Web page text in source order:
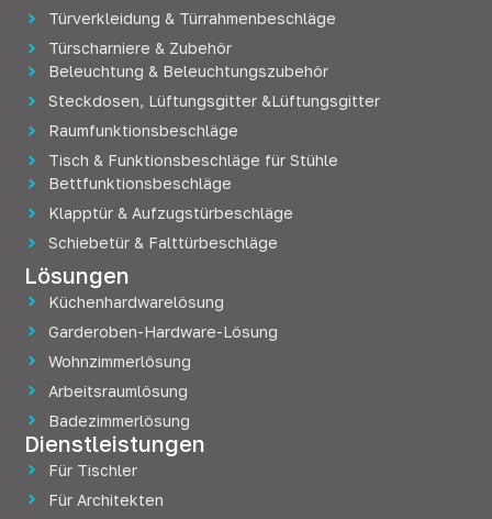
Türverkleidung & Türrahmenbeschläge
Türscharniere & Zubehör
Beleuchtung & Beleuchtungszubehör
Steckdosen, Lüftungsgitter &Lüftungsgitter
Raumfunktionsbeschläge
Tisch & Funktionsbeschläge für Stühle
Bettfunktionsbeschläge
Klapptür & Aufzugstürbeschläge
Schiebetür & Falttürbeschläge
Lösungen
Küchenhardwarelösung
Garderoben-Hardware-Lösung
Wohnzimmerlösung
Arbeitsraumlösung
Badezimmerlösung
Dienstleistungen
Für Tischler
Für Architekten